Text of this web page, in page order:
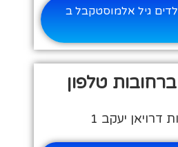
גיל אלמוסטקבל ב
טלפון
דרויאן יעקב 1